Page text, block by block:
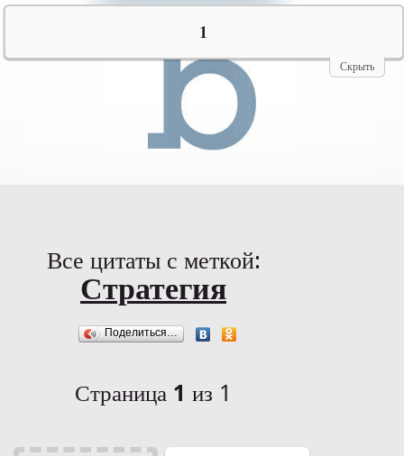
Все цитаты с меткой:
Стратегия
Поделиться…
Страница 1 из 1
Скрыть
1